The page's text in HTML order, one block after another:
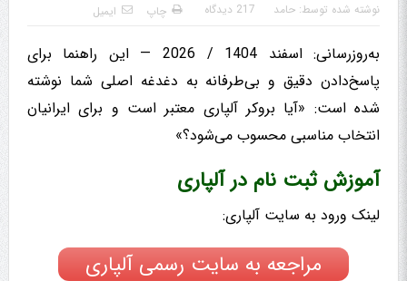
نوشته شده توسط: حامد 217 دیدگاه چاپ ایمیل
به‌روزرسانی: اسفند 1404 / 2026 — این راهنما برای
پاسخ‌دادن دقیق و بی‌طرفانه به دغدغه اصلی شما نوشته
شده است: «آیا بروکر آلپاری معتبر است و برای ایرانیان
انتخاب مناسبی محسوب می‌شود؟»
آموزش ثبت نام در آلپاری
لینک ورود به سایت آلپاری:
مراجعه به سایت رسمی آلپاری